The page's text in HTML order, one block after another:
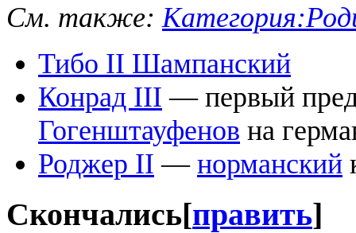
См. также:
Тибо II Шампанский
Конрад III — первый
Гогенштауфенов на
Роджер II — норманский
Скончались[править]